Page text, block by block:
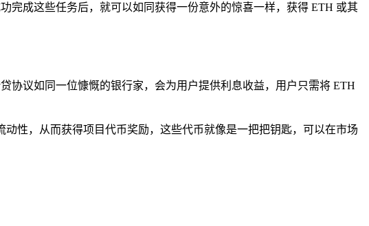
完成这些任务后，就可以如同获得一份意外的惊喜一样，获得 ETH 或其
协议如同一位慷慨的银行家，会为用户提供利息收益，用户只需将 ETH
性，从而获得项目代币奖励，这些代币就像是一把把钥匙，可以在市场